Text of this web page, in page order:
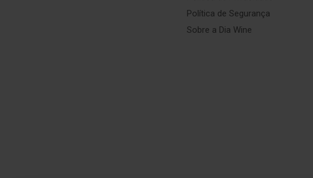
Política de Segurança
Sobre a Dia Wine